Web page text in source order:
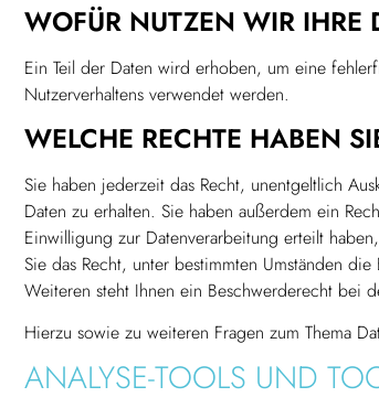
WOFÜR NUTZEN WIR IHRE
Ein Teil der Daten wird erhoben, um eine
Nutzerverhaltens verwendet werden.
WELCHE RECHTE HABEN
Sie haben jederzeit das Recht, unentgeltlich
Daten zu erhalten. Sie haben außerdem ein
Einwilligung zur Datenverarbeitung erteilt
Sie das Recht, unter bestimmten Umständen
Weiteren steht Ihnen ein Beschwerderecht bei
Hierzu sowie zu weiteren Fragen zum Thema
ANALYSE-TOOLS UND